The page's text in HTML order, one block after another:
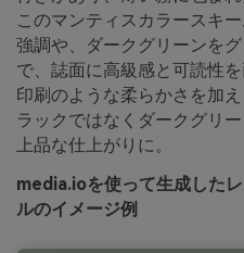
このマンティスカラースキ
強調や、ダークグリーンを
で、誌面に高級感と可読性
印刷のような柔らかさを加
ラックではなくダークグリ
上品な仕上がりに。
media.ioを使って生成した
ルのイメージ例